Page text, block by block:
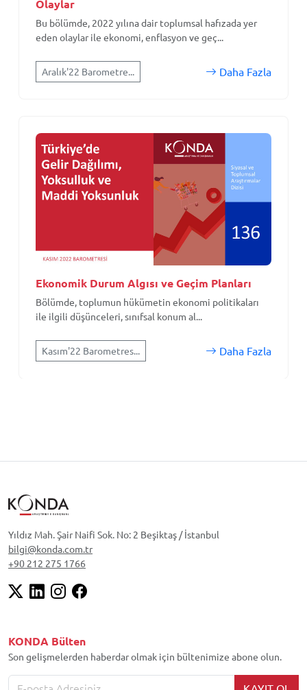
Olaylar
Bu bölümde, 2022 yılına dair toplumsal hafızada yer
eden olaylar ile ekonomi, enflasyon ve geç...
Aralık'22 Barometre... Daha Fazla
Ekonomik Durum Algısı ve Geçim Planları
Bölümde, toplumun hükümetin ekonomi politikaları
ile ilgili düşünceleri, sınıfsal konum al...
Kasım'22 Barometres... Daha Fazla
Yıldız Mah. Şair Naifi Sok. No: 2 Beşiktaş / İstanbul
bilgi@konda.com.tr
+90 212 275 1766
KONDA Bülten
Son gelişmelerden haberdar olmak için bültenimize abone olun.